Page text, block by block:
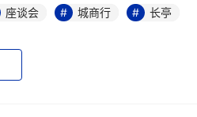
御和业务发展角度出发，充分考
任意需求的可扩展性三大优势，
技深耕金融科技领域，在诸多场
座谈会 城商行 长亭